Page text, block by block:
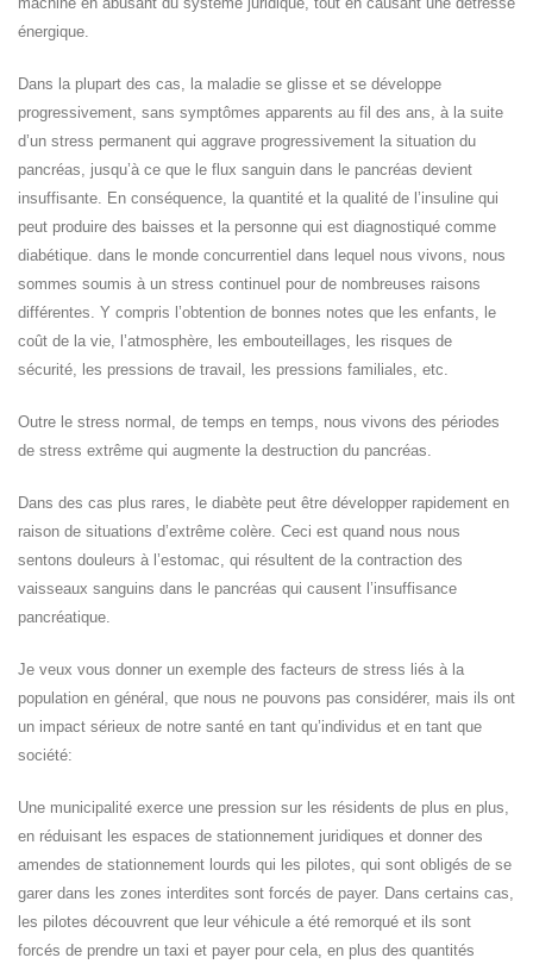
énergique.
Dans la plupart des cas, la maladie se glisse et se développe
progressivement, sans symptômes apparents au fil des ans, à la suite
d’un stress permanent qui aggrave progressivement la situation du
pancréas, jusqu’à ce que le flux sanguin dans le pancréas devient
insuffisante. En conséquence, la quantité et la qualité de l’insuline qui
peut produire des baisses et la personne qui est diagnostiqué comme
diabétique. dans le monde concurrentiel dans lequel nous vivons, nous
sommes soumis à un stress continuel pour de nombreuses raisons
différentes. Y compris l’obtention de bonnes notes que les enfants, le
coût de la vie, l’atmosphère, les embouteillages, les risques de
sécurité, les pressions de travail, les pressions familiales, etc.
Outre le stress normal, de temps en temps, nous vivons des périodes
de stress extrême qui augmente la destruction du pancréas.
Dans des cas plus rares, le diabète peut être développer rapidement en
raison de situations d’extrême colère. Ceci est quand nous nous
sentons douleurs à l’estomac, qui résultent de la contraction des
vaisseaux sanguins dans le pancréas qui causent l’insuffisance
pancréatique.
Je veux vous donner un exemple des facteurs de stress liés à la
population en général, que nous ne pouvons pas considérer, mais ils ont
un impact sérieux de notre santé en tant qu’individus et en tant que
société:
Une municipalité exerce une pression sur les résidents de plus en plus,
en réduisant les espaces de stationnement juridiques et donner des
amendes de stationnement lourds qui les pilotes, qui sont obligés de se
garer dans les zones interdites sont forcés de payer. Dans certains cas,
les pilotes découvrent que leur véhicule a été remorqué et ils sont
forcés de prendre un taxi et payer pour cela, en plus des quantités